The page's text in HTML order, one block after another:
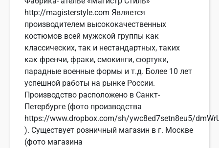
http://magisterstyle.com Является
производителем высококачественных
костюмов всей мужской группы как
классических, так и нестандартных, таких
как френчи, фраки, смокинги, сюртуки,
парадные военные формы и т.д. Более 10 лет
успешной работы на рынке России.
Производство расположено в Санкт-
Петербурге (фото производства
https://www.dropbox.com/sh/ywc8ed7setn8eu5/
). Существует розничный магазин в г. Москве
(фото магазина